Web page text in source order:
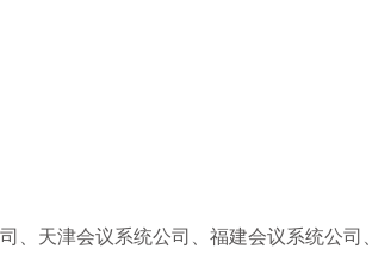
、天津会议系统公司 、福建会议系统公司